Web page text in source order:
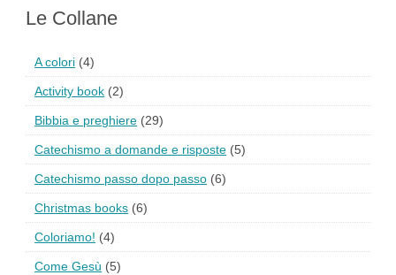
Le Collane
A colori (4)
Activity book (2)
Bibbia e preghiere (29)
Catechismo a domande e risposte (5)
Catechismo passo dopo passo (6)
Christmas books (6)
Coloriamo! (4)
Come Gesù (5)